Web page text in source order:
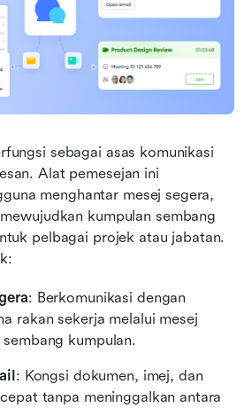
sebagai asas komunikasi
Alat pemesejan ini
kumpulan sembang
pelbagai projek atau jabatan.
: Berkomunikasi dengan
rakan sekerja melalui mesej
kumpulan.
: Kongsi dokumen, imej, dan
tanpa meninggalkan antara